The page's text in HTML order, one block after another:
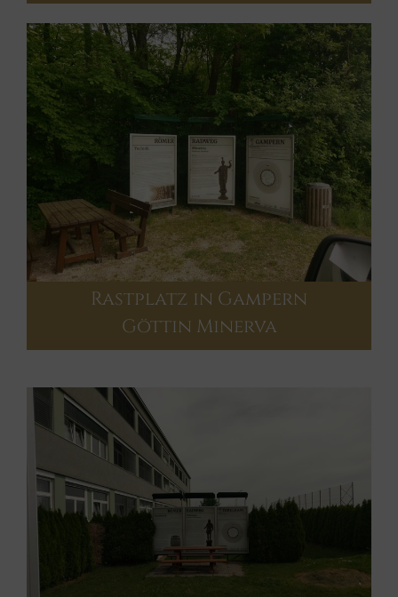
Rastplatz in Gampern
Göttin Minerva